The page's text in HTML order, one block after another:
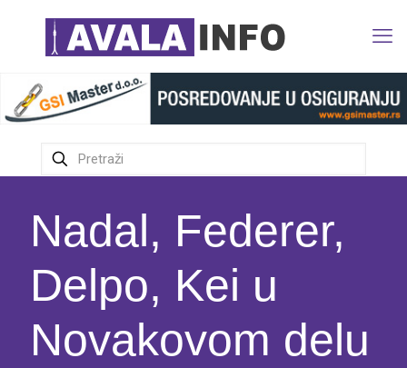
Nadal, Federer,
Delpo, Kei u
Novakovom delu